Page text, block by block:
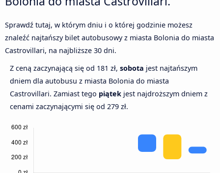
Sprawdź tutaj, w którym dniu i o której godzinie możesz
znaleźć najtańszy bilet autobusowy z miasta Bolonia do miasta
Castrovillari, na najbliższe 30 dni.
Z ceną zaczynającą się od 181 zł, sobota jest najtańszym
dniem dla autobusu z miasta Bolonia do miasta
Castrovillari. Zamiast tego piątek jest najdroższym dniem z
cenami zaczynającymi się od 279 zł.